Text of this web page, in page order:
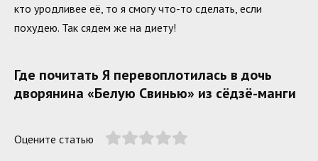
кто уродливее её, то я смогу что-то сделать, если
похудею. Так сядем же на диету!
Где почитать Я перевоплотилась в дочь
дворянина «Белую Свинью» из сёдзё-манги
Оцените статью